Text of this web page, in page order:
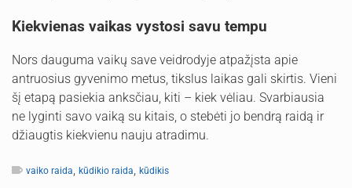
Kiekvienas vaikas vystosi savu tempu
Nors dauguma vaikų save veidrodyje atpažįsta apie
antruosius gyvenimo metus, tikslus laikas gali skirtis. Vieni
šį etapą pasiekia anksčiau, kiti – kiek vėliau. Svarbiausia
ne lyginti savo vaiką su kitais, o stebėti jo bendrą raidą ir
džiaugtis kiekvienu nauju atradimu.
vaiko raida, kūdikio raida, kūdikis